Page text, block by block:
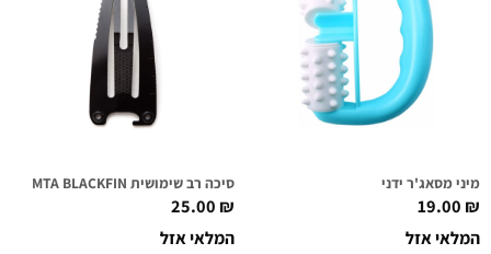
מיני מסאג'ר ידני
19.00₪
המלאי אזל
סיכה רב שימושית MTA BLACKFIN
25.00₪
המלאי אזל